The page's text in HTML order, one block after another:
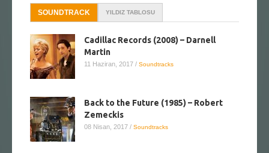
SOUNDTRACK YILDIZ TABLOSU
Cadillac Records (2008) – Darnell
Martin
11 Haziran, 2017 / Soundtracks
Back to the Future (1985) – Robert
Zemeckis
08 Nisan, 2017 / Soundtracks